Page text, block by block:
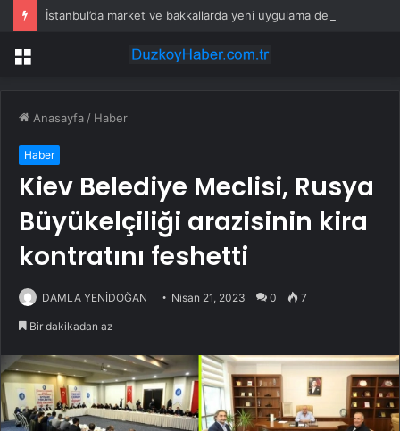
Menü
Anasayfa / Haber
Haber
Kiev Belediye Meclisi, Rusya
Büyükelçiliği arazisinin kira
kontratını feshetti
DAMLA YENİDOĞAN Nisan 21, 2023 0 7
Bir dakikadan az